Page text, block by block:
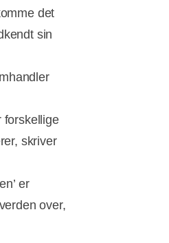
det
sin
forskellige
skriver
er
over,